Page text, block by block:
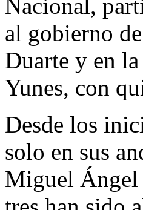
Nacional,
al gobierno
Duarte y en
Yunes, con
Desde los
solo en sus
Miguel Ángel